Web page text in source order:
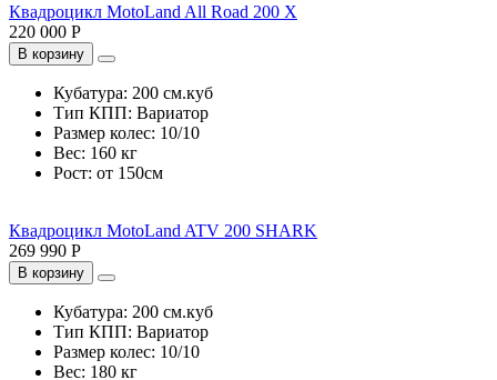
Квадроцикл MotoLand All Road 200 X
220 000 Р
В корзину
Кубатура: 200 см.куб
Тип КПП: Вариатор
Размер колес: 10/10
Вес: 160 кг
Рост: от 150см
Квадроцикл MotoLand ATV 200 SHARK
269 990 Р
В корзину
Кубатура: 200 см.куб
Тип КПП: Вариатор
Размер колес: 10/10
Вес: 180 кг